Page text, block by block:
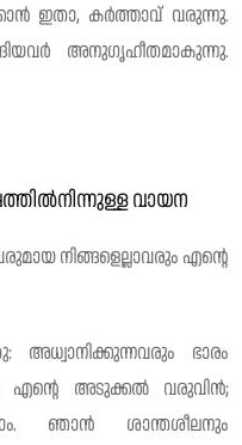
ഇതാ, കർത്താവ് വരുന്നു.
അനുഗൃഹീതമാകുന്നു.
വായന
നിങ്ങളെല്ലാവരും എൻ്റെ
ഭാരം
എന്റെ അടുക്കൽ വരുവിൻ;
ഞാൻ ശാന്തശീലനും